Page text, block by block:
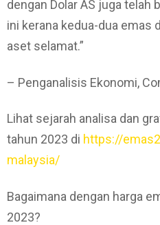
dengan Dolar AS juga telah
ini kerana kedua-dua emas
aset selamat.”
– Penganalisis Ekonomi,
Lihat sejarah analisa dan
tahun 2023 di https://
malaysia/
Bagaimana dengan harga
2023?